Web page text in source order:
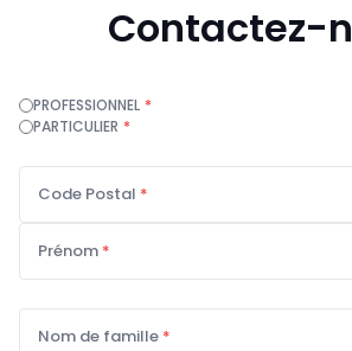
Contactez-
PROFESSIONNEL *
PARTICULIER *
Code Postal *
Prénom *
Nom de famille *